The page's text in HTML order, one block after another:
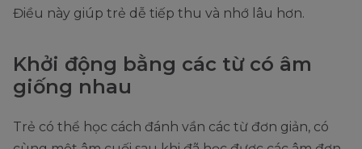
Điều này giúp trẻ dễ tiếp thu và nhớ lâu hơn.
Khởi động bằng các từ có âm
giống nhau
Trẻ có thể học cách đánh vần các từ đơn giản, có